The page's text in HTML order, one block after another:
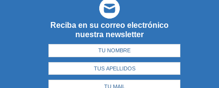
Reciba en su correo electrónico
nuestra newsletter